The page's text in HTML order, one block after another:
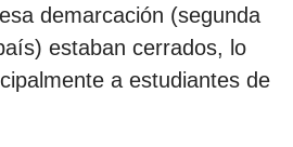
demarcación (segunda
estaban cerrados, lo
a estudiantes de